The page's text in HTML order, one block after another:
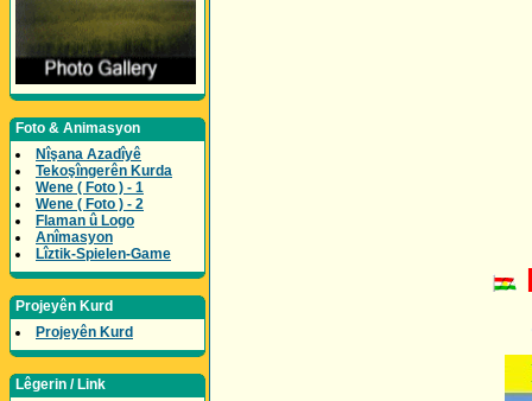
Foto & Animasyon
Nîşana Azadîyê
Tekoşîngerên Kurda
Wene ( Foto ) - 1
Wene ( Foto ) - 2
Flaman û Logo
Anîmasyon
Lîztik-Spielen-Game
Projeyên Kurd
Projeyên Kurd
Lêgerin / Link